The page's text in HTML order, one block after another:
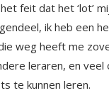
feit dat het ‘lot’
ik heb een
weg heeft me
leraren, en veel
te kunnen leren.